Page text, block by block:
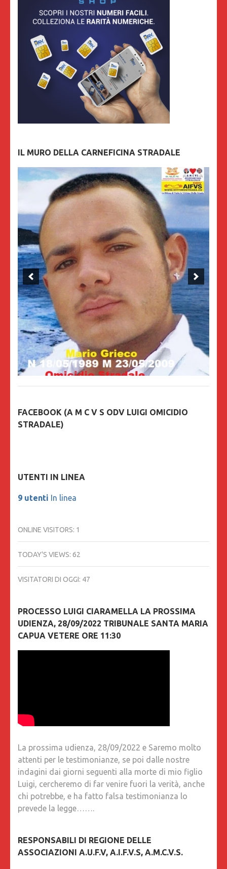
IL MURO DELLA CARNEFICINA STRADALE
FACEBOOK (A M C V S ODV LUIGI OMICIDIO
STRADALE)
UTENTI IN LINEA
9 utenti In linea
ONLINE VISITORS: 1
TODAY'S VIEWS: 62
VISITATORI DI OGGI: 47
PROCESSO LUIGI CIARAMELLA LA PROSSIMA
UDIENZA, 28/09/2022 TRIBUNALE SANTA MARIA
CAPUA VETERE ORE 11:30
La prossima udienza, 28/09/2022 e Saremo molto
attenti per le testimonianze, se poi dalle nostre
indagini dai giorni seguenti alla morte di mio figlio
Luigi, cercheremo di far venire fuori la verità, anche
chi potrebbe, e ha fatto falsa testimonianza lo
prevede la legge…….
RESPONSABILI DI REGIONE DELLE
ASSOCIAZIONI A.U.F.V, A.I.F.V.S, A.M.C.V.S.